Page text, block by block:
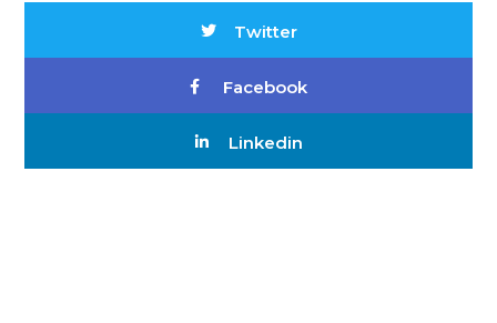
Twitter
Facebook
Linkedin